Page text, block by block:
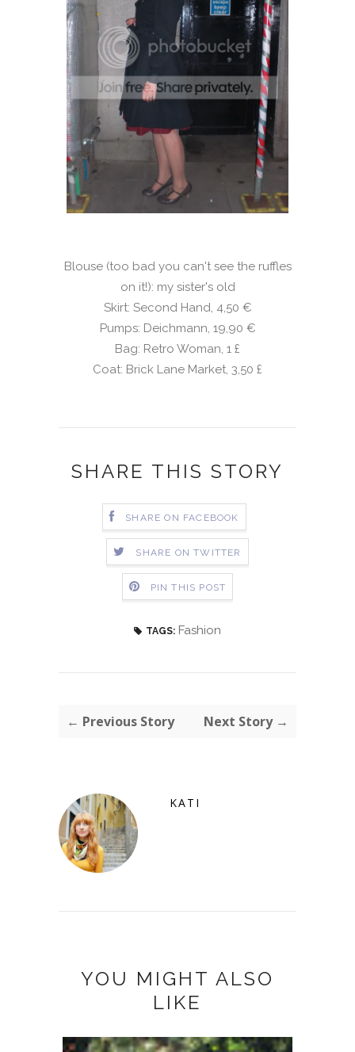
Blouse (too bad you can't see the ruffles
on it!): my sister's old
Skirt: Second Hand, 4,50 €
Pumps: Deichmann, 19,90 €
Bag: Retro Woman, 1 £
Coat: Brick Lane Market, 3,50 £
SHARE THIS STORY
SHARE ON FACEBOOK
SHARE ON TWITTER
PIN THIS POST
TAGS: Fashion
← Previous Story Next Story →
KATI
YOU MIGHT ALSO
LIKE